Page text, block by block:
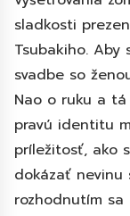
sladkosti
Tsubakiho.
svadbe so
Nao o ruku a tá
pravú identitu
príležitosť, ako
dokázať nevinu
rozhodnutím